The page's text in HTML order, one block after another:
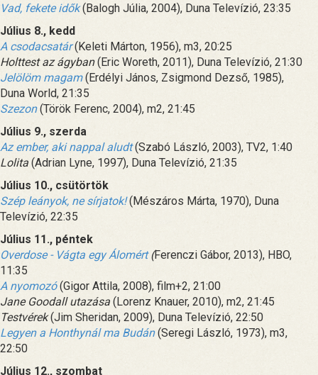
Vad, fekete idők(Balogh Júlia, 2004), Duna Televízió, 23:35
Július 8., kedd
A csodacsatár(Keleti Márton, 1956), m3, 20:25
Holttest az ágyban(Eric Woreth, 2011), Duna Televízió, 21:30
Jelölöm magam(Erdélyi János, Zsigmond Dezső, 1985),
Duna World, 21:35
Szezon (Török Ferenc, 2004), m2, 21:45
Július 9., szerda
Az ember, aki nappal aludt (Szabó László, 2003), TV2, 1:40
Lolita (Adrian Lyne, 1997), Duna Televízió, 21:35
Július 10., csütörtök
Szép leányok, ne sírjatok!(Mészáros Márta, 1970), Duna
Televízió, 22:35
Július 11., péntek
Overdose - Vágta egy Álomért(Ferenczi Gábor, 2013), HBO,
11:35
A nyomozó(Gigor Attila, 2008), film+2, 21:00
Jane Goodall utazása (Lorenz Knauer, 2010), m2, 21:45
Testvérek(Jim Sheridan, 2009), Duna Televízió, 22:50
Legyen a Honthynál ma Budán(Seregi László, 1973), m3,
22:50
Július 12., szombat